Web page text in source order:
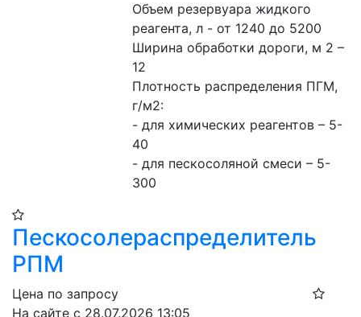
Объем резервуара жидкого
реагента, л - от 1240 до 5200
Ширина обработки дороги, м 2 –
12
Плотность распределения ПГМ,
г/м2:
- для химических реагентов – 5-
40
- для пескосоляной смеси – 5-
300
Пескосолераспределитель
РПМ
Цена по запросу
На сайте с 28.07.2026 13:05